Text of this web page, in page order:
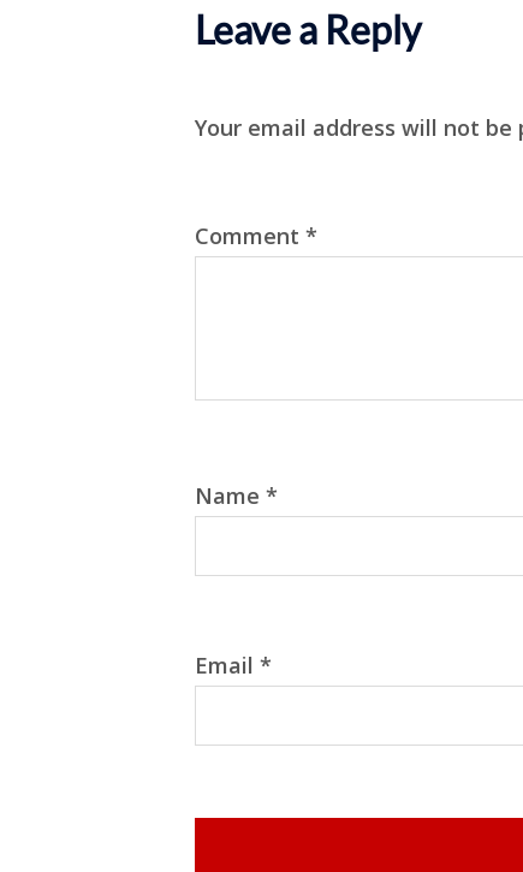
Leave a Reply
Your email address will not be
Comment *
Name *
Email *